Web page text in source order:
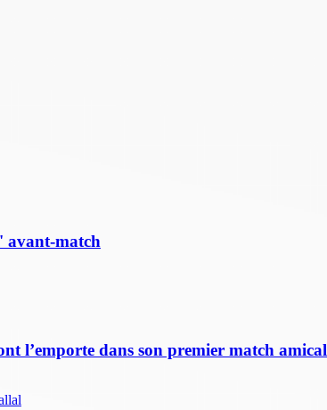
avant-match
l’emporte dans son premier match amical